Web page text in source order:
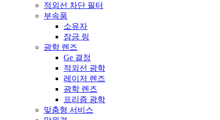
적외선 차단 필터
부속품
소유자
잠금 링
광학 렌즈
Ge 결정
적외선 광학
레이저 렌즈
광학 렌즈
프리즘 광학
맞춤형 서비스